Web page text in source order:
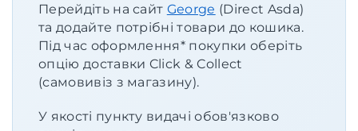
Перейдіть на сайт George (Direct Asda)
та додайте потрібні товари до кошика.
Під час оформлення* покупки оберіть
опцію доставки Click & Collect
(самовивіз з магазину).
У якості пункту видачі обов'язково